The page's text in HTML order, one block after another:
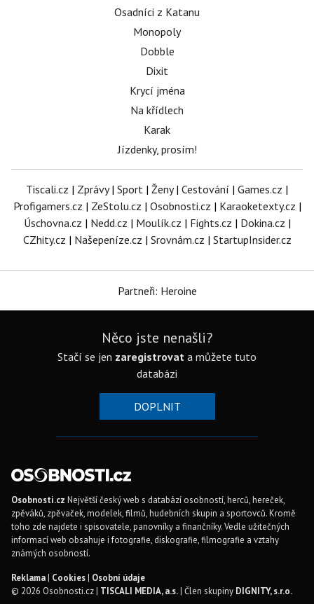
Osadníci z Katanu
Monopoly
Dobble
Dixit
Krycí jména
Na křídlech
Karak
Jízdenky, prosím!
Tiscali.cz | Zprávy| Sport | Ženy| Cestování | Games.cz |
Profigamers.cz | ZeStolu.cz | Osobnosti.cz | Karaoketexty.cz |
Úschovna.cz | Nedd.cz | Moulík.cz | Fights.cz | Dokina.cz |
CZhity.cz | Našepeníze.cz | Srovnám.cz | StartupInsider.cz
Partneři: Heroine
Něco jste nenašli?
Stačí se jen zaregistrovat a můžete tuto
databázi
DOPLNIT
Osobnosti.cz Největší český web s databází osobností, herců, hereček,
zpěváků, zpěvaček, modelek, filmů, hudebních skupin a sportovců. Kromě
toho zde najdete i spisovatele, panovníky a finančníky. Vedle užitečných
informací web obsahuje i fotografie, diskografie, filmografie a vztahy
známých osobností.
Reklama| Cookies| Osobní údaje
© 2026 Osobnosti.cz | TISCALI MEDIA, a.s.| Člen skupiny DIGNITY, s.r.o.